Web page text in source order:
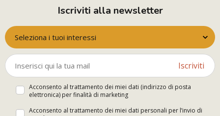
Iscriviti alla newsletter
Seleziona i tuoi interessi
Iscriviti
Acconsento al trattamento dei miei dati (indirizzo di posta
elettronica) per finalità di marketing
Acconsento al trattamento dei miei dati personali per l’invio di